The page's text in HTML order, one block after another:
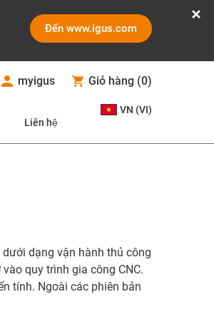
Đến www.igus.com
myigus Giỏ hàng (0)
Liên hệ
VN (VI)
dạng vận hành thủ công
quy trình gia công CNC.
tính. Ngoài các phiên bản